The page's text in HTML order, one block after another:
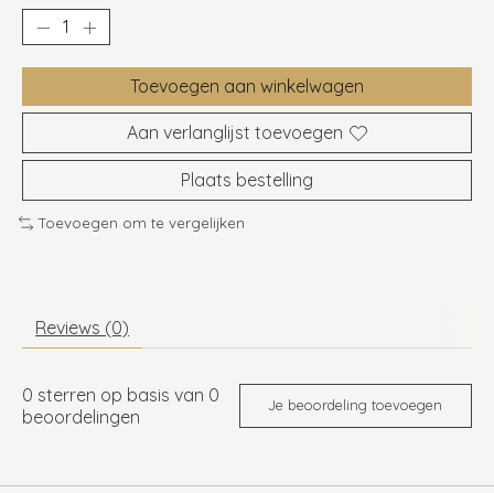
Toevoegen aan winkelwagen
Aan verlanglijst toevoegen
Plaats bestelling
Toevoegen om te vergelijken
Reviews (0)
0 sterren op basis van 0
beoordelingen
Je beoordeling toevoegen